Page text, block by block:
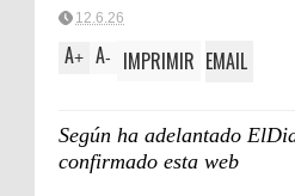
12.6.26
A+ A- IMPRIMIR EMAIL
Según ha adelantado
confirmado esta web